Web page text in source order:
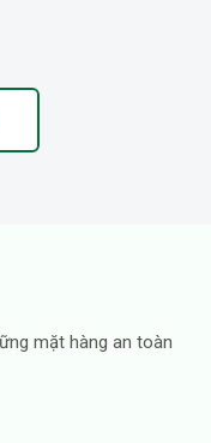
mặt hàng an toàn